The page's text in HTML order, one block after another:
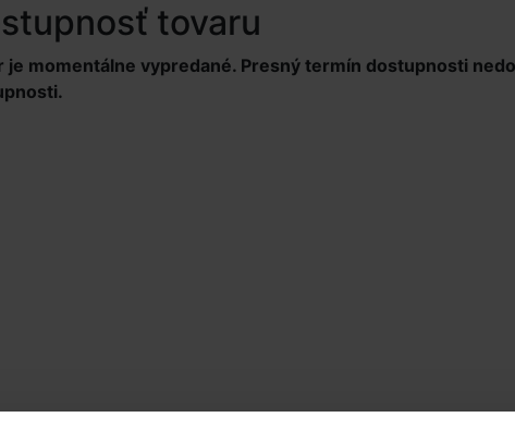
tovaru
je momentálne vypredané. Presný termín dostupnosti